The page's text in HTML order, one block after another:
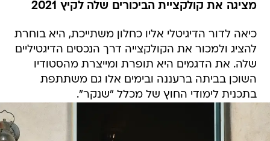
מציגה את קולקציית הביכורים שלה לקיץ 2021
כיאה לדור הדיגיטלי אליו כחלון משתייכת, היא בוחרת
להציג ולמכור את הקולקצייה דרך הנכסים הדיגטיליים
שלה. את הדגמים היא תופרת ומייצרת מהסטודיו
השוכן בביתה ברעננה ובימים אלו גם משתתפת
בתכנית לימודי החוץ של מכלל "שנקר".